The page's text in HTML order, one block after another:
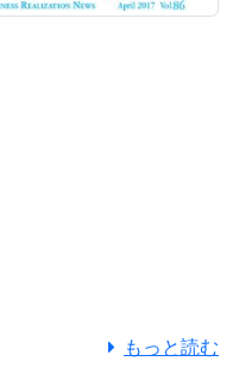
もっと読む